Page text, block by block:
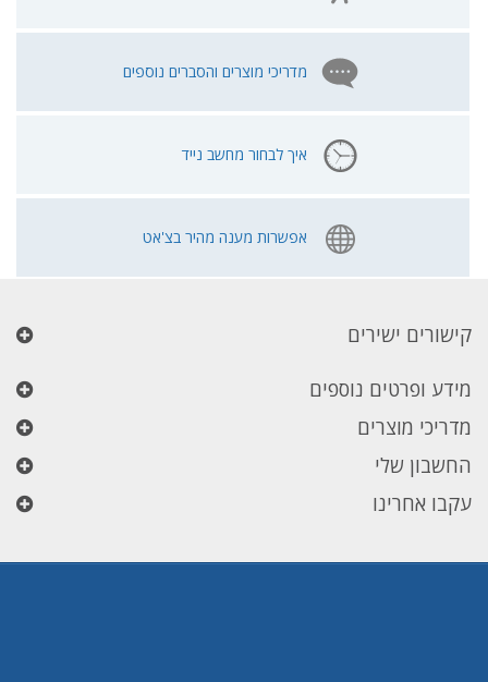
מדריכי מוצרים והסברים נוספים
איך לבחור מחשב נייד
אפשרות מענה מהיר בצ'אט
קישורים ישירים
מידע ופרטים נוספים
מדריכי מוצרים
החשבון שלי
עקבו אחרינו